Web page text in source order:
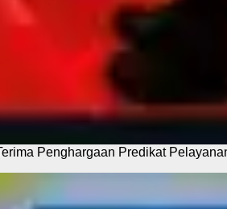
Penghargaan Predikat